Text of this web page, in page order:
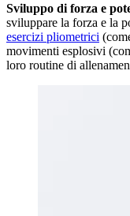
Sviluppo di forza e
sviluppare la forza e la
esercizi pliometrici
movimenti esplosivi
loro routine di